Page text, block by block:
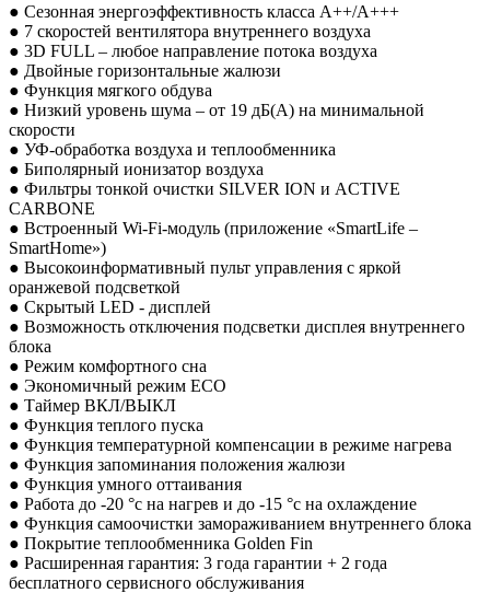
● Сезонная энергоэффективность класса А++/A+++
● 7 скоростей вентилятора внутреннего воздуха
● 3D FULL – любое направление потока воздуха
● Двойные горизонтальные жалюзи
● Функция мягкого обдува
● Низкий уровень шума – от 19 дБ(А) на минимальной
скорости
● УФ-обработка воздуха и теплообменника
● Биполярный ионизатор воздуха
● Фильтры тонкой очистки SILVER ION и ACTIVE
CARBONE
● Встроенный Wi-Fi-модуль (приложение «SmartLife –
SmartHome»)
● Высокоинформативный пульт управления с яркой
оранжевой подсветкой
● Скрытый LED - дисплей
● Возможность отключения подсветки дисплея внутреннего
блока
● Режим комфортного сна
● Экономичный режим ECO
● Таймер ВКЛ/ВЫКЛ
● Функция теплого пуска
● Функция температурной компенсации в режиме нагрева
● Функция запоминания положения жалюзи
● Функция умного оттаивания
● Работа до -20 °c на нагрев и до -15 °c на охлаждение
● Функция самоочистки замораживанием внутреннего блока
● Покрытие теплообменника Golden Fin
● Расширенная гарантия: 3 года гарантии + 2 года
бесплатного сервисного обслуживания